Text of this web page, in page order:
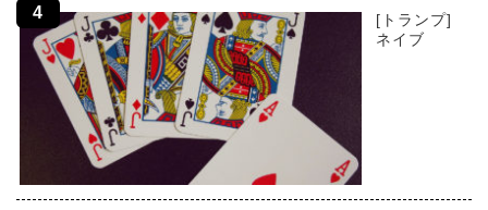
[トランプ]
ネイブ